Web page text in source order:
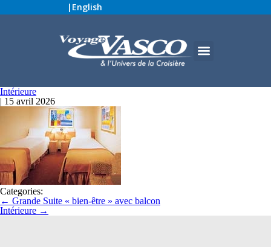
| English
Intérieure
| 15 avril 2026
Categories:
← Grande Suite « bien-être » avec balcon
Intérieure →